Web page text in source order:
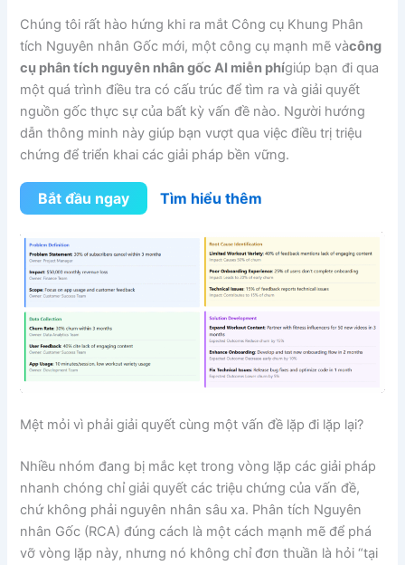
Chúng tôi rất hào hứng khi ra mắt Công cụ Khung Phân
tích Nguyên nhân Gốc mới, một công cụ mạnh mẽ vàcông
cụ phân tích nguyên nhân gốc AI miễn phígiúp bạn đi qua
một quá trình điều tra có cấu trúc để tìm ra và giải quyết
nguồn gốc thực sự của bất kỳ vấn đề nào. Người hướng
dẫn thông minh này giúp bạn vượt qua việc điều trị triệu
chứng để triển khai các giải pháp bền vững.
Bắt đầu ngay Tìm hiểu thêm
Mệt mỏi vì phải giải quyết cùng một vấn đề lặp đi lặp lại?
Nhiều nhóm đang bị mắc kẹt trong vòng lặp các giải pháp
nhanh chóng chỉ giải quyết các triệu chứng của vấn đề,
chứ không phải nguyên nhân sâu xa. Phân tích Nguyên
nhân Gốc (RCA) đúng cách là một cách mạnh mẽ để phá
vỡ vòng lặp này, nhưng nó không chỉ đơn thuần là hỏi “tại